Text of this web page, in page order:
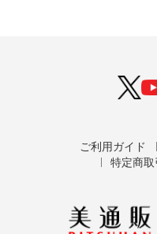
ご利用ガイド
特定商